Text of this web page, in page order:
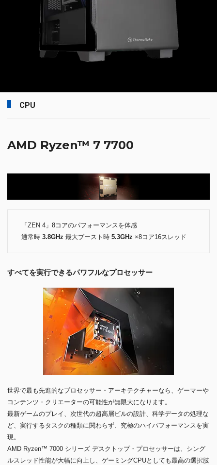
CPU
AMD Ryzen™ 7 7700
「ZEN 4」8コアのパフォーマンスを体感
通常時 3.8GHz 最大ブースト時 5.3GHz ×8コア16スレッド
すべてを実行できるパワフルなプロセッサー
世界で最も先進的なプロセッサー・アーキテクチャーなら、ゲーマーや
コンテンツ・クリエーターの可能性が無限大になります。
最新ゲームのプレイ、次世代の超高層ビルの設計、科学データの処理な
ど、実行するタスクの種類に関わらず、究極のハイパフォーマンスを実
現。
AMD Ryzen™ 7000 シリーズ デスクトップ・プロセッサーは、シング
ルスレッド性能が大幅に向上し、ゲーミングCPUとしても最高の選択肢